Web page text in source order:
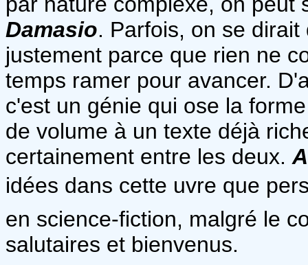
Damasio. Parfois, on se
justement parce que rien ne
temps ramer pour avancer.
c'est un génie qui ose la
de volume à un texte déjà
certainement entre les deux.
idées dans cette uvre que
en science-fiction, malgré le
salutaires et bienvenus.